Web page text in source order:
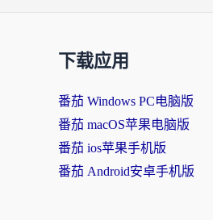
下载应用
番茄 Windows PC电脑版
番茄 macOS苹果电脑版
番茄 ios苹果手机版
番茄 Android安卓手机版